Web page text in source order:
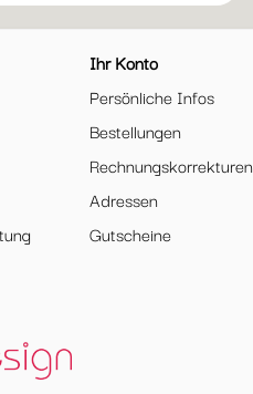
Ihr Konto
Persönliche Infos
Bestellungen
Rechnungskorrekturen
Adressen
Gutscheine